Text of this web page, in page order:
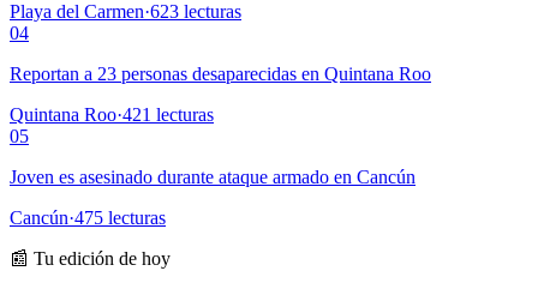
Playa del Carmen·623 lecturas
04
Reportan a 23 personas desaparecidas en Quintana Roo
Quintana Roo·421 lecturas
05
Joven es asesinado durante ataque armado en Cancún
Cancún·475 lecturas
📰 Tu edición de hoy